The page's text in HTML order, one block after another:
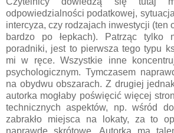
odpowiedzialności podatkowej,
intercyza, czy rodzajach inwestycji (ten
bardzo po łepkach). Patrząc tylko
poradniki, jest to pierwsza tego typu
mi w ręce. Wszystkie inne
psychologicznym. Tymczasem
na obydwu obszarach. Z drugiej
autorka mogłaby poświęcić więcej
technicznych aspektów, np. wśród
zabrakło miejsca na lokaty, za to